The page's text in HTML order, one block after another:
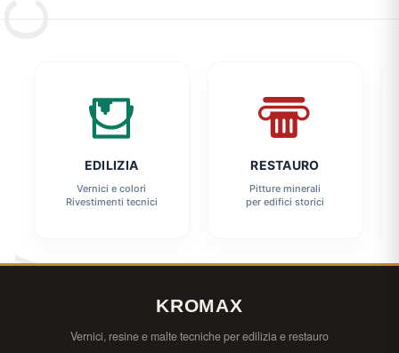
EDILIZIA
Vernici e colori
Rivestimenti tecnici
RESTAURO
Pitture minerali
per edifici storici
KROMAX
Vernici, resine e malte tecniche per edilizia e restauro